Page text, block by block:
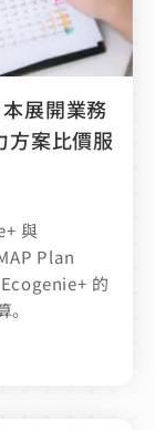
展開業務
方案比價服
與
Plan
的